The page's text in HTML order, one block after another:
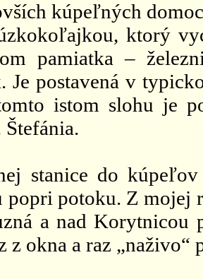
kúpeľných
ktorý
pamiatka –
Je postavená v
istom slohu je
Štefánia.
stanice do
popri potoku. Z
a nad Korytnicou
z okna a raz „naživo“